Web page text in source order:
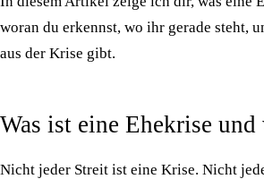
woran du erkennst, wo ihr gerade steht,
aus der Krise gibt.
Was ist eine Ehekrise und
Nicht jeder Streit ist eine Krise. Nicht